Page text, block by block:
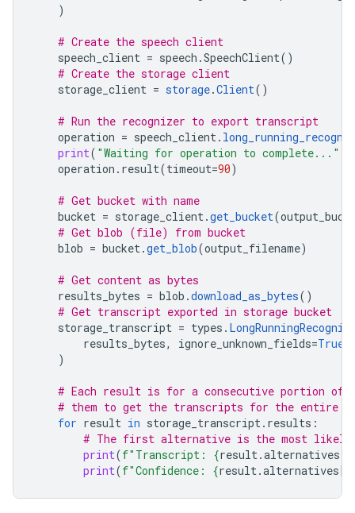
)
# Create the speech client
speech_client = speech .SpeechClient()
# Create the storage client
storage_client = storage.Client()
# Run the recognizer to export transcript
operation = speech_client.
print( "Waiting for operation to complete..."
operation . result(timeout=90)
# Get bucket with name
bucket = storage_client.get_bucket(
# Get blob (file) from bucket
blob = bucket.get_blob(output_filename)
# Get content as bytes
results_bytes = blob .download_as_bytes()
# Get transcript exported in storage bucket
storage_transcript = types .
results_bytes, ignore_unknown_fields=True
)
# Each result is for a consecutive portion of
# them to get the transcripts for the entire
for result in storage_transcript. results :
# The first alternative is the most
print(f"Transcript: {result.alternatives
print(f"Confidence: {result.alternatives[